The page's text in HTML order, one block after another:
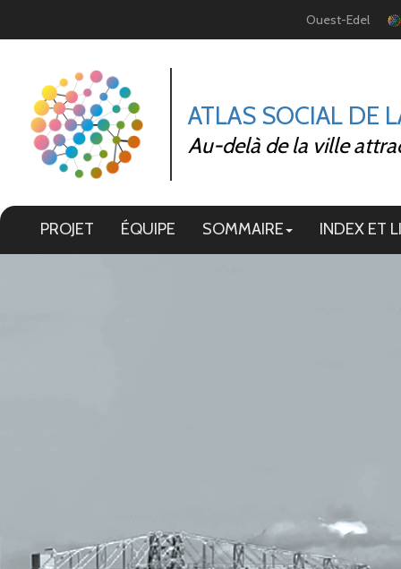
Ouest-Edel
ATLAS SOCIAL DE
Au-delà de la ville
PROJET ÉQUIPE SOMMAIRE INDEX ET